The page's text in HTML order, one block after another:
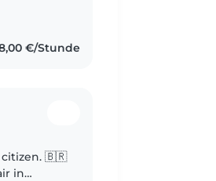
€/Stunde
citizen. 🇧🇷
in